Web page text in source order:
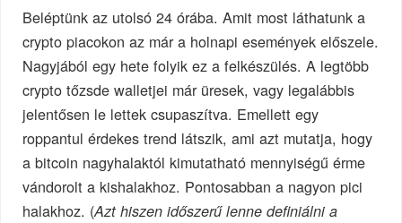
Beléptünk az utolsó 24 órába. Amit most láthatunk a
crypto piacokon az már a holnapi események előszele.
Nagyjából egy hete folyik ez a felkészülés. A legtöbb
crypto tőzsde walletjei már üresek, vagy legalábbis
jelentősen le lettek csupaszítva. Emellett egy
roppantul érdekes trend látszik, ami azt mutatja, hogy
a bitcoin nagyhalaktól kimutatható mennyiségű érme
vándorolt a kishalakhoz. Pontosabban a nagyon pici
halakhoz. (Azt hiszen időszerű lenne definiálni a